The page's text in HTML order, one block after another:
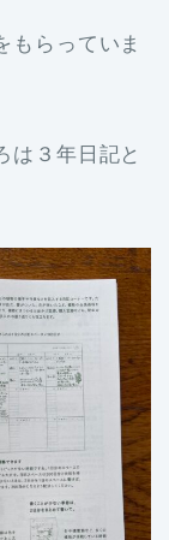
もらっていま
は３年日記と